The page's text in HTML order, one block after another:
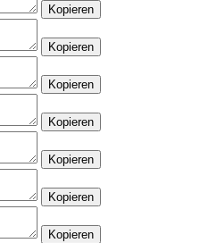
Kopieren
Kopieren
Kopieren
Kopieren
Kopieren
Kopieren
Kopieren